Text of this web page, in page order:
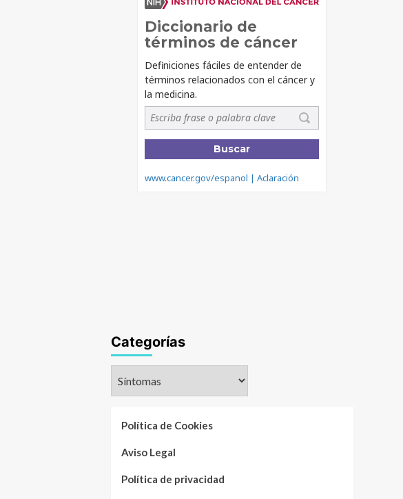
Categorías
Política de Cookies
Aviso Legal
Política de privacidad